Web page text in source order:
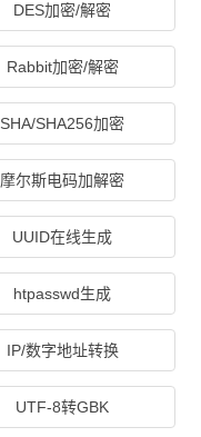
DES加密/解密
Rabbit加密/解密
SHA/SHA256加密
摩尔斯电码加解密
UUID在线生成
htpasswd生成
IP/数字地址转换
UTF-8转GBK